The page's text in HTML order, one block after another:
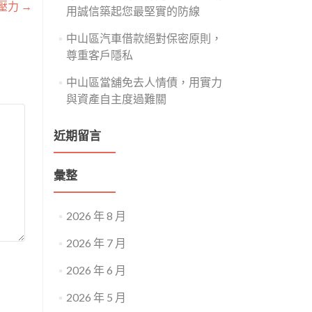
力 →
用誠信築起您最堅實的防線
中山區汽車借款絕對保密原則，
尊重客戶隱私
中山區當舖免去人情債，用實力
與資產自主度過難關
近期留言
彙整
2026 年 8 月
2026 年 7 月
2026 年 6 月
2026 年 5 月